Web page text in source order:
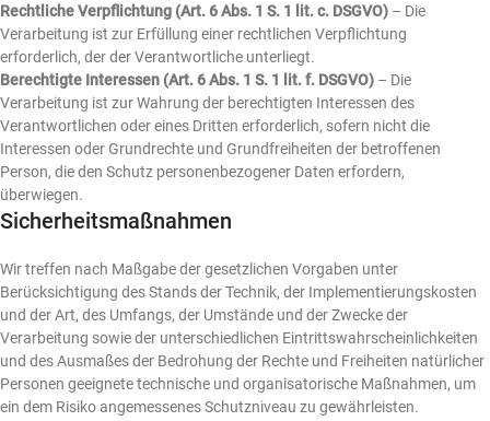
Rechtliche Verpflichtung (Art. 6 Abs. 1 S. 1 lit. c. DSGVO) – Die
Verarbeitung ist zur Erfüllung einer rechtlichen Verpflichtung
erforderlich, der der Verantwortliche unterliegt.
Berechtigte Interessen (Art. 6 Abs. 1 S. 1 lit. f. DSGVO) – Die
Verarbeitung ist zur Wahrung der berechtigten Interessen des
Verantwortlichen oder eines Dritten erforderlich, sofern nicht die
Interessen oder Grundrechte und Grundfreiheiten der betroffenen
Person, die den Schutz personenbezogener Daten erfordern,
überwiegen.
Sicherheitsmaßnahmen
Wir treffen nach Maßgabe der gesetzlichen Vorgaben unter
Berücksichtigung des Stands der Technik, der Implementierungskosten
und der Art, des Umfangs, der Umstände und der Zwecke der
Verarbeitung sowie der unterschiedlichen Eintrittswahrscheinlichkeiten
und des Ausmaßes der Bedrohung der Rechte und Freiheiten natürlicher
Personen geeignete technische und organisatorische Maßnahmen, um
ein dem Risiko angemessenes Schutzniveau zu gewährleisten.